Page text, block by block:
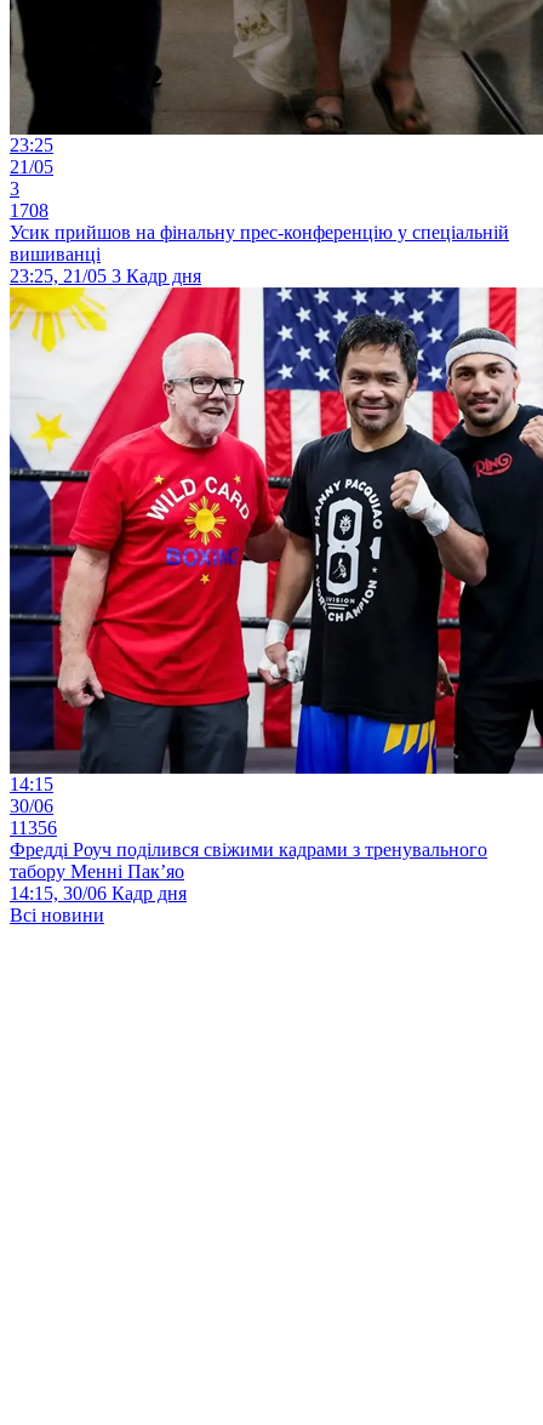
23:25
21/05
3
1708
Усик прийшов на фінальну прес-конференцію у спеціальній
вишиванці
23:25, 21/05 3 Кадр дня
14:15
30/06
11356
Фредді Роуч поділився свіжими кадрами з тренувального
табору Менні Пак’яо
14:15, 30/06 Кадр дня
Всі новини